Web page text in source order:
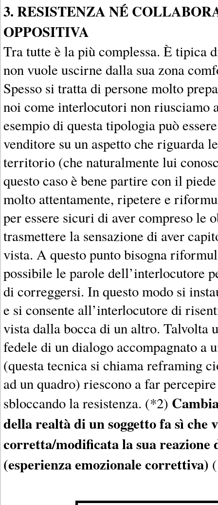
3. RESISTENZA NÉ
OPPOSITIVA
Tra tutte è la più complessa. È tipica
non vuole uscirne dalla sua zona
Spesso si tratta di persone molto
noi come interlocutori non riusciamo
esempio di questa tipologia può
venditore su un aspetto che riguarda
territorio (che naturalmente lui
questo caso è bene partire con il
molto attentamente, ripetere e
per essere sicuri di aver compreso le
trasmettere la sensazione di aver
vista. A questo punto bisogna
possibile le parole dell’interlocutore
di correggersi. In questo modo si
e si consente all’interlocutore di
vista dalla bocca di un altro. Talvolta
fedele di un dialogo accompagnato a
(questa tecnica si chiama reframing
ad un quadro) riescono a far
sbloccando la resistenza. (*2)
della realtà di un soggetto fa sì che
corretta/modificata la sua
(esperienza emozionale correttiva)